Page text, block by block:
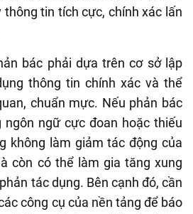
thông tin tích cực, chính xác lấn
bác phải dựa trên cơ sở lập
thông tin chính xác và thể
chuẩn mực. Nếu phản bác
ngữ cực đoan hoặc thiếu
không làm giảm tác động của
còn có thể làm gia tăng xung
tác dụng. Bên cạnh đó, cần
công cụ của nền tảng để báo